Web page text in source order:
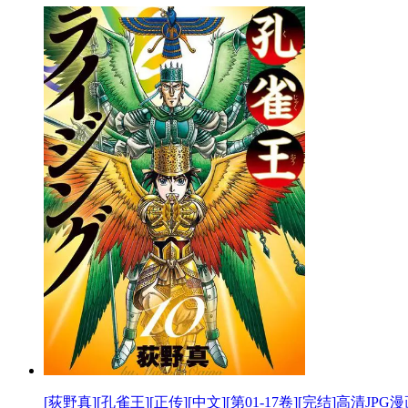
[荻野真][孔雀王][正传][中文][第01-17卷][完结]高清JPG漫